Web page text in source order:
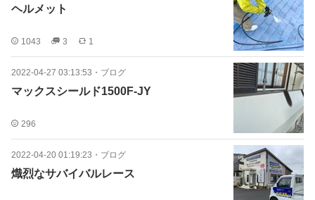
ヘルメット
1043 3 1
2022-04-27 03:13:53 ・ ブログ
マックスシールド1500F-JY
296
2022-04-20 01:19:23 ・ ブログ
熾烈なサバイバルレース